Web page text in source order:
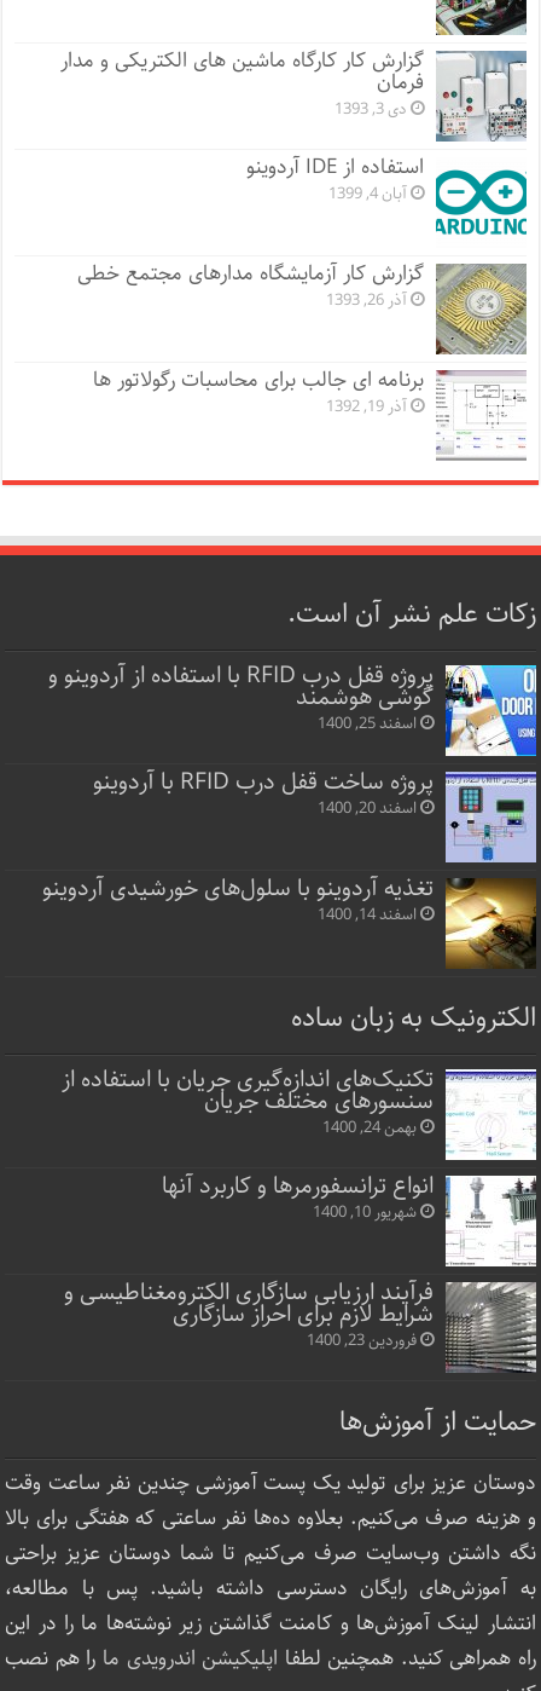
گزارش کار کارگاه ماشین های الکتریکی و مدار
فرمان
دی 3, 1393
استفاده از IDE آردوینو
آبان 4, 1399
گزارش کار آزمایشگاه مدارهای مجتمع خطی
آذر 26, 1393
برنامه ای جالب برای محاسبات رگولاتور ها
آذر 19, 1392
زکات علم نشر آن است.
پروژه قفل‌ درب RFID با استفاده از آردوینو و
گوشی هوشمند
اسفند 25, 1400
پروژه ساخت قفل‌ درب RFID با آردوینو
اسفند 20, 1400
تغذیه آردوینو با سلول‌های خورشیدی آردوینو
اسفند 14, 1400
الکترونیک به زبان ساده
تکنیک‌های اندازه‌گیری جریان با استفاده از
سنسورهای مختلف جریان
بهمن 24, 1400
انواع ترانسفورمرها و کاربرد آنها
شهریور 10, 1400
فرآیند ارزیابی سازگاری الکترومغناطیسی و
شرایط لازم برای احراز سازگاری
فروردین 23, 1400
حمایت از آموزش‌ها
دوستان عزیز برای تولید یک پست آموزشی چندین نفر ساعت‌ وقت
و هزینه صرف می‌کنیم. بعلاوه ده‌ها نفر ساعتی که هفتگی برای بالا
نگه داشتن وب‌سایت صرف ‌می‌کنیم تا شما دوستان عزیز براحتی
به آموزش‌های رایگان دسترسی داشته باشید. پس با مطالعه،
انتشار لینک‌ آموزش‌ها و کامنت گذاشتن زیر نوشته‌‌ها ما را در این
راه همراهی کنید. همچنین لطفا اپلیکیشن اندرویدی ما را هم نصب